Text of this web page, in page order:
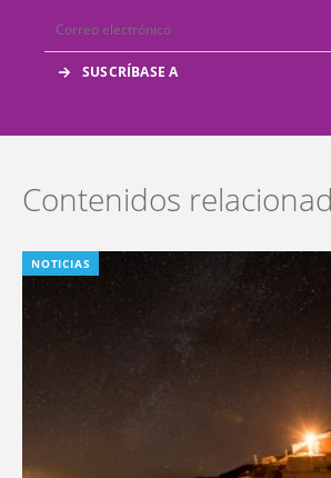
Contenidos
NOTICIAS